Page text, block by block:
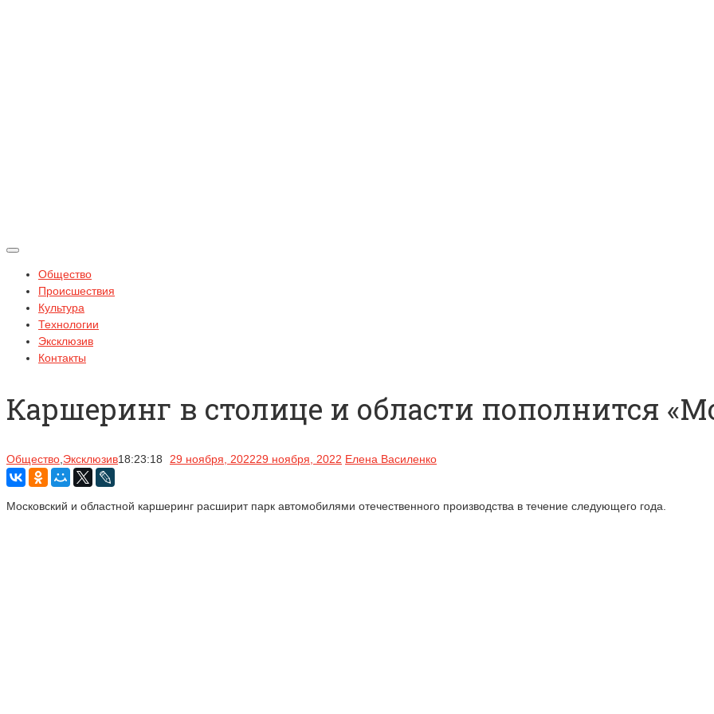
Общество
Происшествия
Культура
Технологии
Эксклюзив
Контакты
Каршеринг в столице и области пополнится
Общество Эксклюзив18:23:18 29 ноября, 202229 ноября, 2022 Елена Василенко
Московский и областной каршеринг расширит парк автомобилями отечественного производства в течение следующего года.